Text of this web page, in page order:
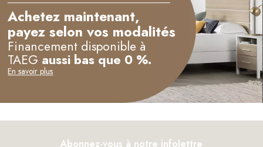
Achetez maintenant,
payez selon vos modalités
Financement disponible à
TAEG aussi bas que 0 %.
En savoir plus
Abonnez-vous à notre infolettre